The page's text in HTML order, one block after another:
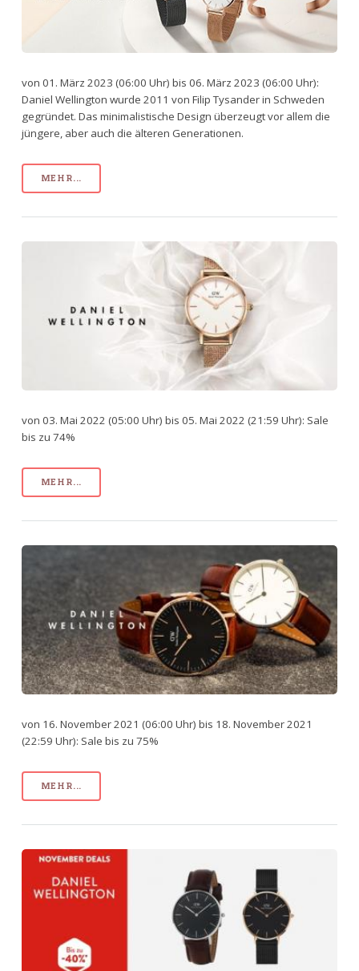
von 01. März 2023 (06:00 Uhr) bis 06. März 2023 (06:00 Uhr):
Daniel Wellington wurde 2011 von Filip Tysander in Schweden
gegründet. Das minimalistische Design überzeugt vor allem die
jüngere, aber auch die älteren Generationen.
MEHR...
von 03. Mai 2022 (05:00 Uhr) bis 05. Mai 2022 (21:59 Uhr): Sale
bis zu 74%
MEHR...
von 16. November 2021 (06:00 Uhr) bis 18. November 2021
(22:59 Uhr): Sale bis zu 75%
MEHR...